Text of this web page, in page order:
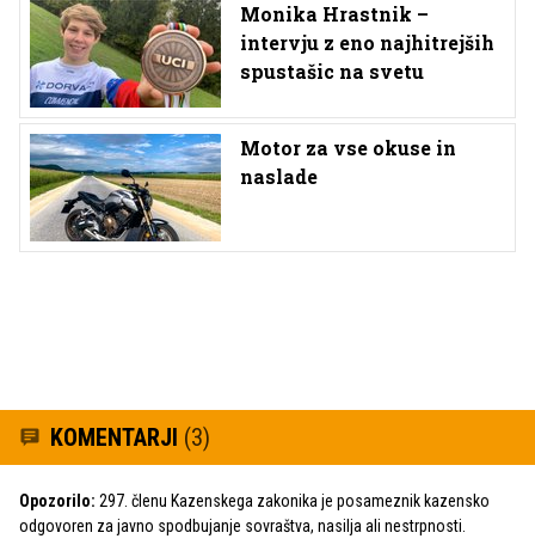
Monika Hrastnik –
intervju z eno najhitrejših
spustašic na svetu
Motor za vse okuse in
naslade
KOMENTARJI (3)
Opozorilo: 297. členu Kazenskega zakonika je posameznik kazensko
odgovoren za javno spodbujanje sovraštva, nasilja ali nestrpnosti.